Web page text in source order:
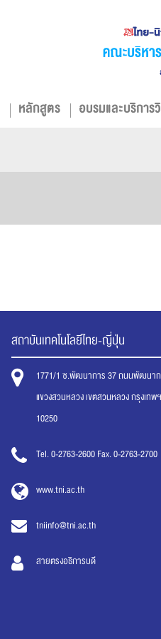
หลักสูตร อบรมและบริการ
สถาบันเทคโนโลยีไทย-ญี่ปุ่น
1771/1 ซ.พัฒนาการ 37 ถนนพัฒนา
แขวงสวนหลวง เขตสวนหลวง กรุงเทพฯ
10250
Tel. 0-2763-2600 Fax. 0-2763-2700
www.tni.ac.th
tniinfo@tni.ac.th
สายตรงอธิการบดี